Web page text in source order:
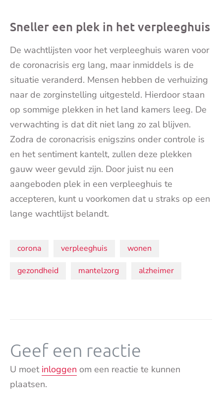
Sneller een plek in het verpleeghuis
De wachtlijsten voor het verpleeghuis waren voor
de coronacrisis erg lang, maar inmiddels is de
situatie veranderd. Mensen hebben de verhuizing
naar de zorginstelling uitgesteld. Hierdoor staan
op sommige plekken in het land kamers leeg. De
verwachting is dat dit niet lang zo zal blijven.
Zodra de coronacrisis enigszins onder controle is
en het sentiment kantelt, zullen deze plekken
gauw weer gevuld zijn. Door juist nu een
aangeboden plek in een verpleeghuis te
accepteren, kunt u voorkomen dat u straks op een
lange wachtlijst belandt.
Onderwerpen:
corona verpleeghuis wonen
gezondheid mantelzorg alzheimer
Geef een reactie
U moet inloggen om een reactie te kunnen
plaatsen.